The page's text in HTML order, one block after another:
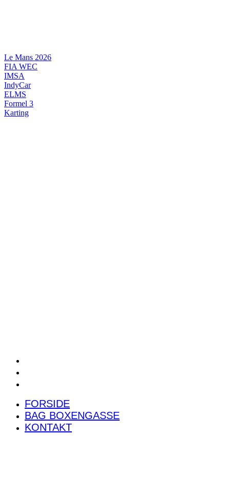
Le Mans 2026
FIA WEC
IMSA
IndyCar
ELMS
Formel 3
Karting
FORSIDE
BAG BOXENGASSE
KONTAKT